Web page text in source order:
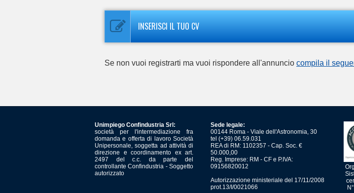
INSERISCI IL TUO CV
Se non vuoi registrarti ma vuoi rispondere all'annuncio compila il
Unimpiego Confindustria Srl:
società per l'intermediazione fra
domanda e offerta di lavoro Società
Unipersonale, soggetta ad attività di
direzione e coordinamento ex art.
2497 del c.c. da parte del
controllante Confindustria - Soggetto
autorizzato
Sede legale:
00144 Roma - Viale dell'Astronomia, 30
tel (+39) 06.59.031
REA di RM: 1102357 - Cap. Soc. €
50.000,00
Reg. Imprese: RM - CF e P.IVA:
09156820012
Autorizzazione ministeriale del 17/11/2008
prot.13/I/0021066